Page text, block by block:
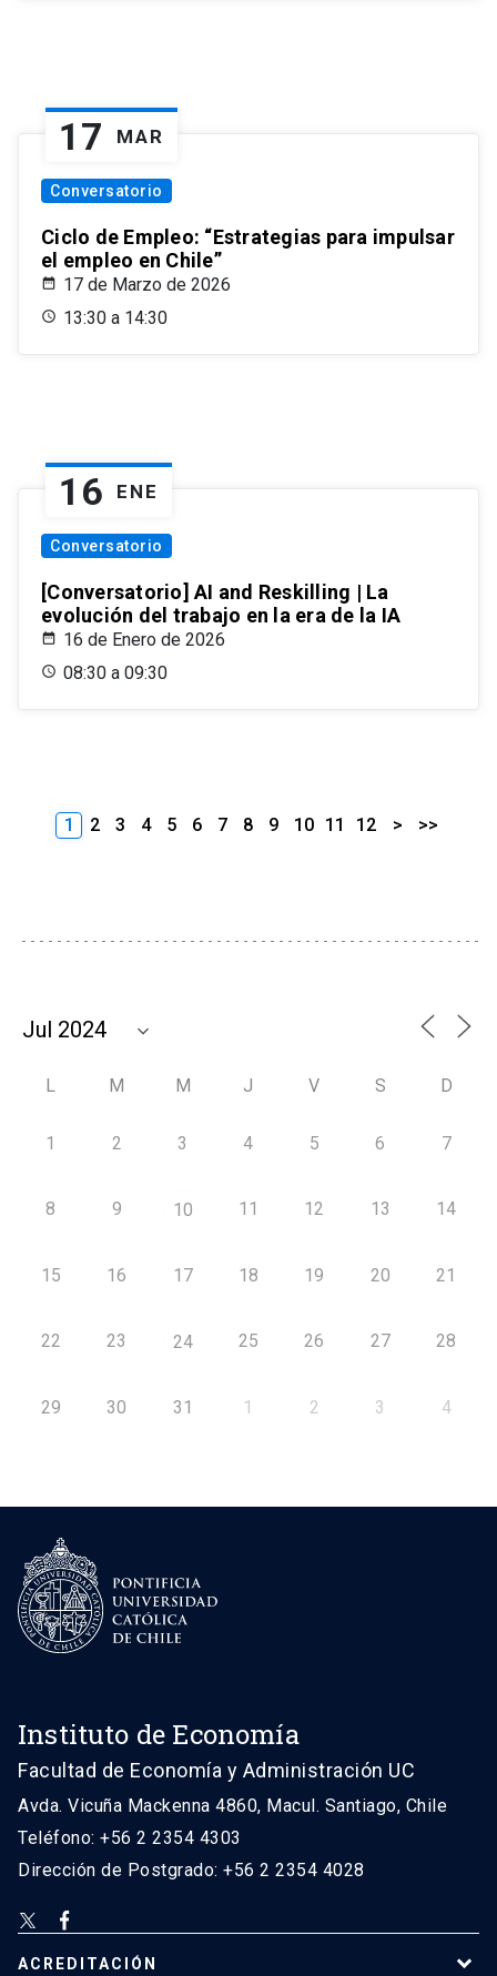
17 MAR
Conversatorio
Ciclo de Empleo: “Estrategias para impulsar
el empleo en Chile”
17 de Marzo de 2026
13:30 a 14:30
16 ENE
Conversatorio
[Conversatorio] AI and Reskilling | La
evolución del trabajo en la era de la IA
16 de Enero de 2026
08:30 a 09:30
1 2 3 4 5 6 7 8 9 10 11 12 > >>
L M M J V S D
1 2 3 4 5 6 7
8 9 10 11 12 13 14
15 16 17 18 19 20 21
22 23 24 25 26 27 28
29 30 31 1 2 3 4
Instituto de Economía
Facultad de Economía y Administración UC
Avda. Vicuña Mackenna 4860, Macul. Santiago, Chile
Teléfono: +56 2 2354 4303
Dirección de Postgrado: +56 2 2354 4028
ACREDITACIÓN